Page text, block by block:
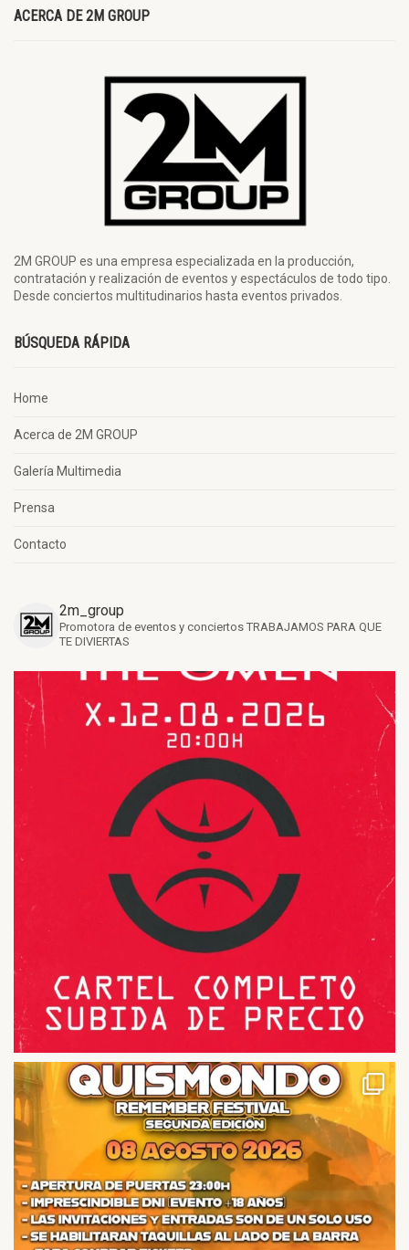
ACERCA DE 2M GROUP
2M GROUP es una empresa especializada en la producción,
contratación y realización de eventos y espectáculos de todo tipo.
Desde conciertos multitudinarios hasta eventos privados.
BÚSQUEDA RÁPIDA
Home
Acerca de 2M GROUP
Galería Multimedia
Prensa
Contacto
2m_group
Promotora de eventos y conciertos TRABAJAMOS PARA QUE
TE DIVIERTAS